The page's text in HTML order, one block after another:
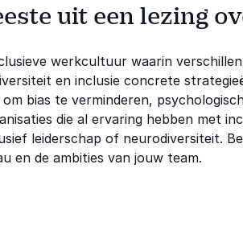
uit een lezing
werkcultuur waarin
en inclusie concrete
bias te verminderen,
die al ervaring hebben met
leiderschap of neurodiversiteit.
en de ambities van jouw team.